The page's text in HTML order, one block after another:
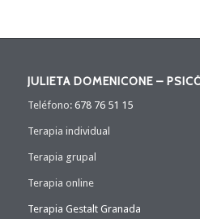
JULIETA DOMENICONE –
Teléfono: 678 76 51 15
Terapia individual
Terapia grupal
Terapia online
Terapia Gestalt Granada